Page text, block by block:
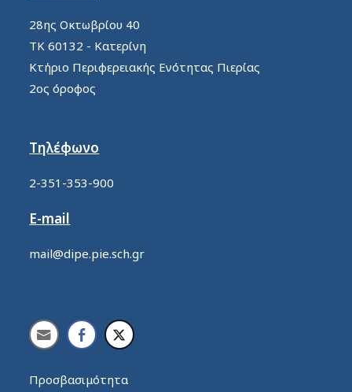
28ης Οκτωβρίου 40
ΤΚ 60132 - Κατερίνη
Κτήριο Περιφερειακής Ενότητας Πιερίας
2ος όροφος
Τηλέφωνο
2-351-353-900
E-mail
mail@dipe.pie.sch.gr
Προσβασιμότητα